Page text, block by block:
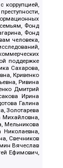
коррупцией,
Фонд
Фонд
человека,
поддержке
Сахарова,
Кривенко
Ривина
Дмитрий
Ирина
Галина
Золотарева
Михайловна,
Мельникова
Свечников
Вячеслав
Ефимович,